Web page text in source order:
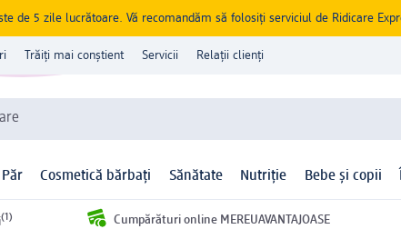
de 5 zile lucrătoare. Vă recomandăm să folosiți serviciul de Ridicare
Trăiți mai conștient Servicii Relații clienți
Păr Cosmetică bărbați Sănătate Nutriție Bebe și copii
(1) Cumpărături online MEREUAVANTAJOASE